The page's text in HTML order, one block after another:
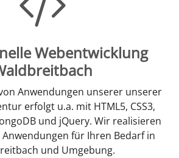
Webentwicklung
Anwendungen unserer unserer
erfolgt u.a. mit HTML5, CSS3,
und jQuery. Wir realisieren
für Ihren Bedarf in
und Umgebung.